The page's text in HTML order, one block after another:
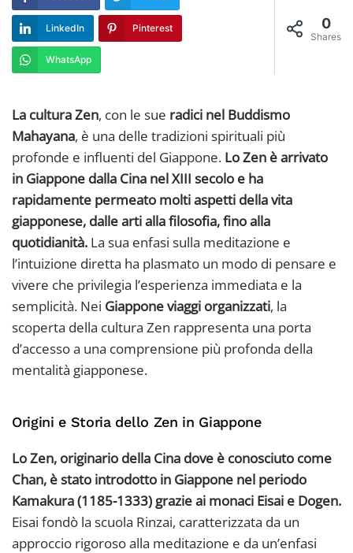
0
Shares
LinkedIn Pinterest
WhatsApp
La cultura Zen, con le sue radici nel Buddismo
Mahayana, è una delle tradizioni spirituali più
profonde e influenti del Giappone. Lo Zen è arrivato
in Giappone dalla Cina nel XIII secolo e ha
rapidamente permeato molti aspetti della vita
giapponese, dalle arti alla filosofia, fino alla
quotidianità. La sua enfasi sulla meditazione e
l’intuizione diretta ha plasmato un modo di pensare e
vivere che privilegia l’esperienza immediata e la
semplicità. Nei Giappone viaggi organizzati, la
scoperta della cultura Zen rappresenta una porta
d’accesso a una comprensione più profonda della
mentalità giapponese.
Origini e Storia dello Zen in Giappone
Lo Zen, originario della Cina dove è conosciuto come
Chan, è stato introdotto in Giappone nel periodo
Kamakura (1185-1333) grazie ai monaci Eisai e Dogen.
Eisai fondò la scuola Rinzai, caratterizzata da un
approccio rigoroso alla meditazione e da un’enfasi